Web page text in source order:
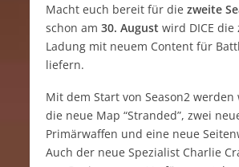
Macht euch bereit für die zweite
schon am 30. August wird DICE die
Ladung mit neuem Content für
liefern.
Mit dem Start von Season2
die neue Map “Stranded”, zwei
Primärwaffen und eine neue
Auch der neue Spezialist Charlie